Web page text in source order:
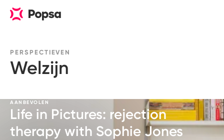
PERSPECTIEVEN
Welzijn
AANBEVOLEN
Life in Pictures: rejection
therapy with Sophie Jones